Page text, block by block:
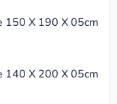
150 X 190 X 05cm
140 X 200 X 05cm